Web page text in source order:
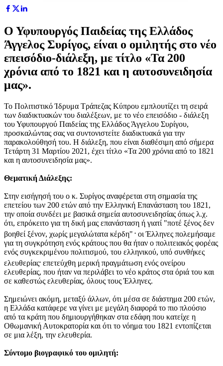
Ο Υφυπουργός Παιδείας της Ελλάδος
Άγγελος Συρίγος, είναι ο ομιλητής στο νέο
επεισόδιο-διάλεξη, με τίτλο «Τα 200
χρόνια από το 1821 και η αυτοσυνειδησία
μας».
Το Πολιτιστικό Ίδρυμα Τράπεζας Κύπρου εμπλουτίζει τη σειρά
των διαδικτυακών του διαλέξεων, με το νέο επεισόδιο - διάλεξη
του Υφυπουργού Παιδείας της Ελλάδος Άγγελου Συρίγου,
προσκαλώντας σας να συντονιστείτε διαδικτυακά για την
παρακολούθησή του. Η διάλεξη, που είναι διαθέσιμη από σήμερα
Τετάρτη 31 Μαρτίου 2021, έχει τίτλο «Τα 200 χρόνια από το 1821
και η αυτοσυνειδησία μας».
Θεματική Διάλεξης:
Στην εισήγησή του ο κ. Συρίγος αναφέρεται στη σημασία της
επετείου των 200 ετών από την Ελληνική Επανάσταση του 1821,
την οποία συνδέει με βασικά σημεία αυτοσυνειδησίας όπως λ.χ.
ότι, επρόκειτο για τη δική μας επανάσταση ή γιατί "ποτέ ξένος δεν
βοηθεί ξένον, χωρίς μεγαλώτατα κέρδη" . οι Έλληνες πολεμήσαμε
για τη συγκρότηση ενός κράτους που θα ήταν ο πολιτειακός φορέας
ενός συγκεκριμένου πολιτισμού, του ελληνικού, υπό συνθήκες
ελευθερίας. επετεύχθη μερική πραγμάτωση ενός ονείρου
ελευθερίας, που ήταν να περιλάβει το νέο κράτος στα όριά του και
σε καθεστώς ελευθερίας, όλους τους Έλληνες.
Σημειώνει ακόμη, μεταξύ άλλων, ότι μέσα σε διάστημα 200 ετών,
η Ελλάδα κατάφερε να γίνει με μεγάλη διαφορά το πιο πλούσιο
από τα κράτη που δημιουργήθηκαν στα εδάφη που κατείχε η
Οθωμανική Αυτοκρατορία και ότι το νόημα του 1821 εντοπίζεται
σε μια λέξη, την ελευθερία.
Σύντομο βιογραφικό του ομιλητή: